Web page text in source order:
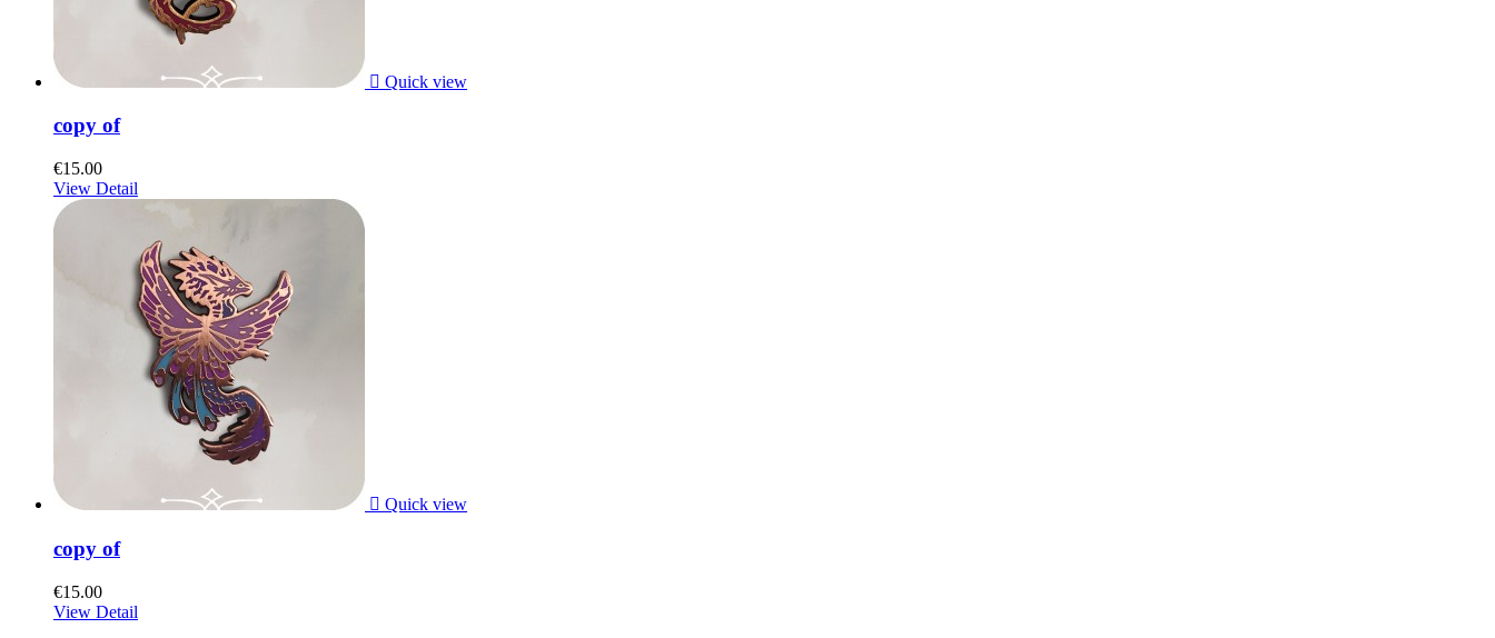
 Quick view
copy of
€15.00
View Detail
 Quick view
copy of
€15.00
View Detail